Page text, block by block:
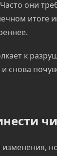
они
итоге
к
снова
изменения,